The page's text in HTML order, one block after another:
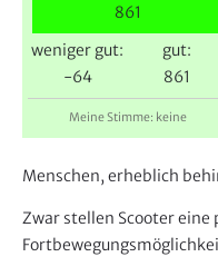
861
weniger gut:
-64
gut:
861
Meine Stimme: keine
Menschen, erheblich
Zwar stellen Scooter eine